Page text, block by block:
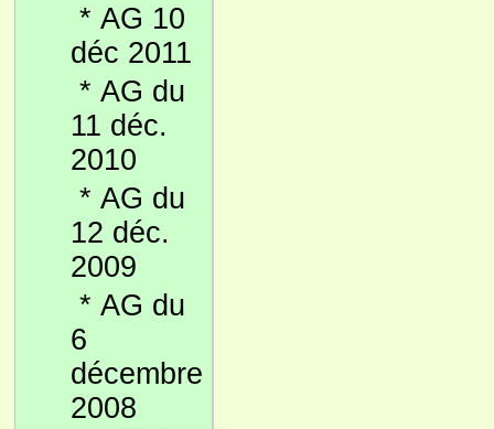
* AG 10
déc 2011
* AG du
11 déc.
2010
* AG du
12 déc.
2009
* AG du
6
décembre
2008